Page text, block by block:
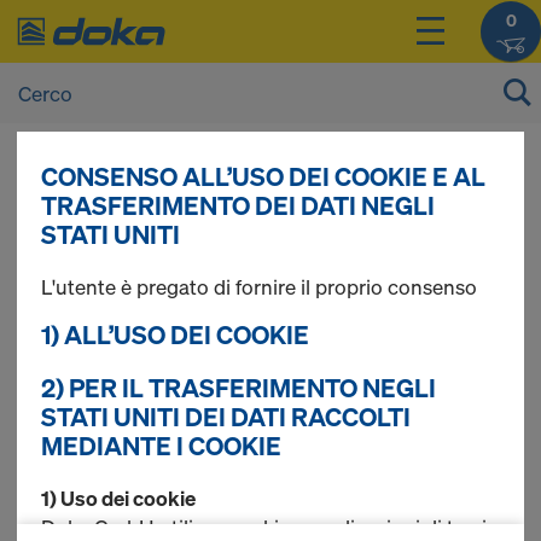
0
I prezzi dei vostri prodotti sono consultabili
dopo illogin.
DokaPly Spruce
Trovati 1 prodotti
Più ricercato
CONSENSO ALL’USO DEI COOKIE E AL
TRASFERIMENTO DEI DATI NEGLI
STATI UNITI
L'utente è pregato di fornire il proprio consenso
1) ALL’USO DEI COOKIE
2) PER IL TRASFERIMENTO NEGLI
STATI UNITI DEI DATI RACCOLTI
MEDIANTE I COOKIE
1) Uso dei cookie
Doka GmbH utilizza cookie e applicazioni di terzi.